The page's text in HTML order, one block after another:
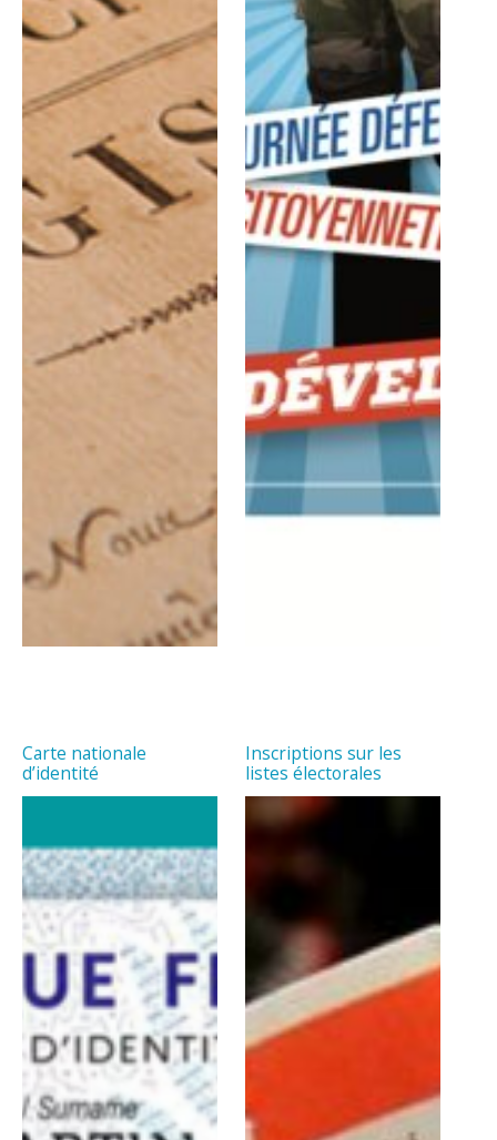
Carte nationale
d’identité
Inscriptions sur les
listes électorales